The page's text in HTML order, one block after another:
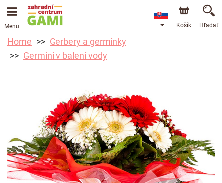
Menu Košík Hľadať
Home
Gerbery a germínky
Germini v balení vody